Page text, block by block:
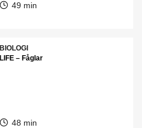
49 min
BIOLOGI
LIFE – Fåglar
48 min